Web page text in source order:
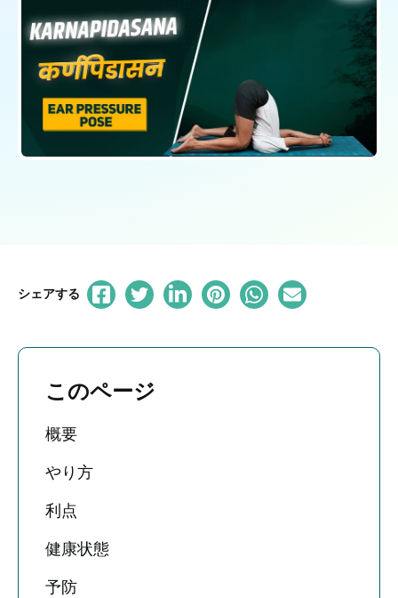
シェアする
このページ
概要
やり方
利点
健康状態
予防